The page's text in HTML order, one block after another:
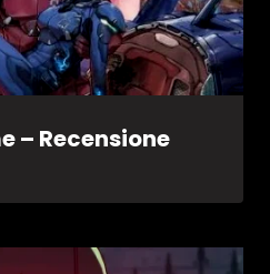
– Recensione